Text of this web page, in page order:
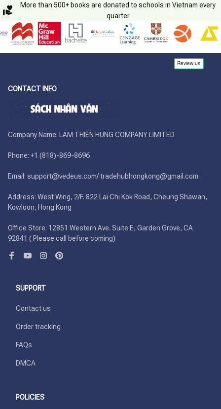
More than 500+ books are donated to schools in Vietnam every
quarter
CONTACT INFO
Company Name: LAM THIEN HUNG COMPANY LIMITED
Phone: +1 (818)-869-8696
Email: support@vedeus.com/ tradehubhongkong@gmail.com
Address: West Wing, 2/F. 822 Lai Chi Kok Road, Cheung Shawan,
Kowloon, Hong Kong
Office Store: 12851 Western Ave. Suite E, Garden Grove, CA
92841 ( Please call before coming)
SUPPORT
Contact us
Order tracking
FAQs
DMCA
POLICIES